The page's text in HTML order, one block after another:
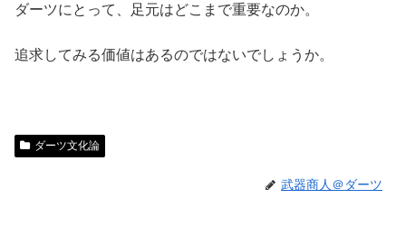
ダーツにとって、足元はどこまで重要なのか。
追求してみる価値はあるのではないでしょうか。
ダーツ文化論
武器商人＠ダーツ